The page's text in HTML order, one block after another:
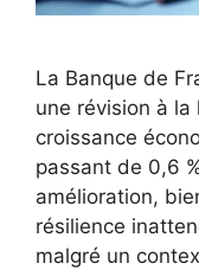
La Banque de
une révision à
croissance
passant de 0,6
amélioration,
résilience
malgré un